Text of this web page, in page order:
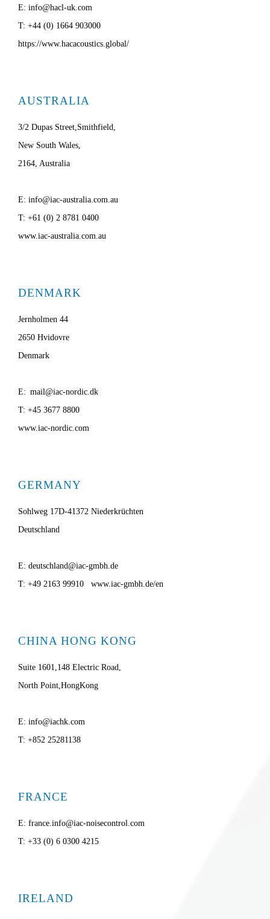
E: info@hacl-uk.com
T: +44 (0) 1664 903000
https://www.hacacoustics.global/
AUSTRALIA
3/2 Dupas Street,Smithfield,
New South Wales,
2164, Australia
E: info@iac-australia.com.au
T: +61 (0) 2 8781 0400
www.iac-australia.com.au
DENMARK
Jernholmen 44
2650 Hvidovre
Denmark
E: mail@iac-nordic.dk
T: +45 3677 8800
www.iac-nordic.com
GERMANY
Sohlweg 17D-41372 Niederkrüchten
Deutschland
E: deutschland@iac-gmbh.de
T: +49 2163 99910 www.iac-gmbh.de/en
CHINA HONG KONG
Suite 1601,148 Electric Road,
North Point,HongKong
E: info@iachk.com
T: +852 25281138
FRANCE
E: france.info@iac-noisecontrol.com
T: +33 (0) 6 0300 4215
IRELAND